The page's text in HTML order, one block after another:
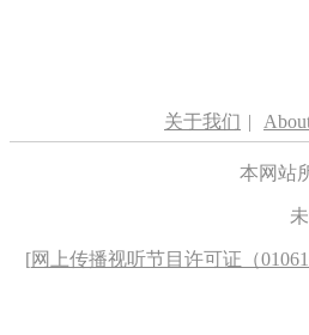
关于我们 |
本网站
[网上传播视听节目许可证（